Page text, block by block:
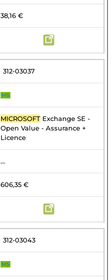
38,16 €
312-03037
MS
MICROSOFT Exchange SE -
Open Value - Assurance +
Licence
...
606,35 €
312-03043
MS